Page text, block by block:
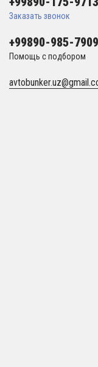
Заказать звонок
+99890-985-7909
Помощь с подбором